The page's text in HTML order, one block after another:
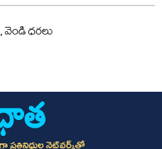
వెండి ధరలు
ప్రతినిధుల నెట్‌వర్క్‌తో